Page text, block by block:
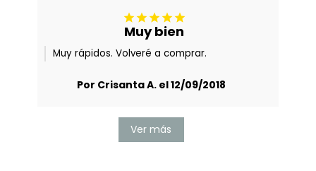
    
Muy bien
Muy rápidos. Volveré a comprar.
Por Crisanta A. el 12/09/2018
Ver más